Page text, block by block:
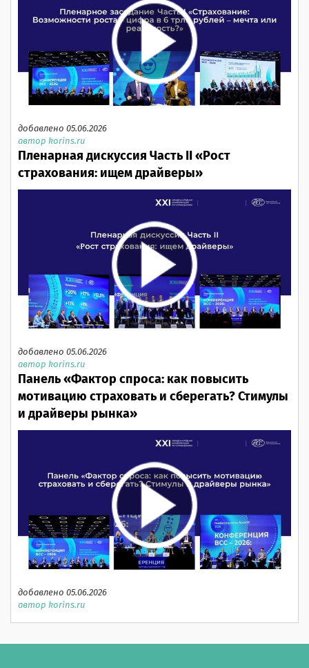
добавлено 05.06.2026
автор korins.ru
Пленарная дискуссия Часть II «Рост
страхования: ищем драйверы»
добавлено 05.06.2026
автор korins.ru
Панель «Фактор спроса: как повысить
мотивацию страховать и сберегать? Стимулы
и драйверы рынка»
добавлено 05.06.2026
автор korins.ru